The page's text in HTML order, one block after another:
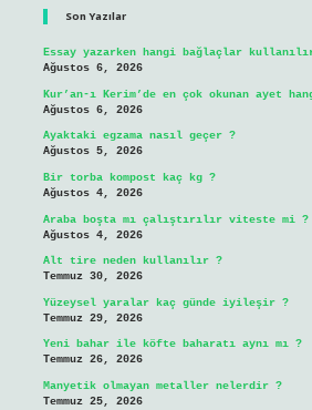
Son Yazılar
Essay yazarken hangi bağlaçlar
Ağustos 6, 2026
Kur’an-ı Kerim’de en çok okunan ayet
Ağustos 6, 2026
Ayaktaki egzama nasıl geçer ?
Ağustos 5, 2026
Bir torba kompost kaç kg ?
Ağustos 4, 2026
Araba boşta mı çalıştırılır viteste mi ?
Ağustos 4, 2026
Alt tire neden kullanılır ?
Temmuz 30, 2026
Yüzeysel yaralar kaç günde iyileşir ?
Temmuz 29, 2026
Yeni bahar ile köfte baharatı aynı mı ?
Temmuz 26, 2026
Manyetik olmayan metaller nelerdir ?
Temmuz 25, 2026